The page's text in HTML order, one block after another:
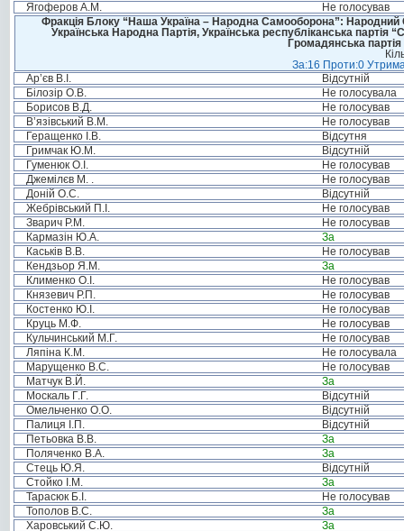
Ягоферов А.М.
Не голосував
Фракція Блоку “Наша Україна – Народна Самооборона”: Народний
Українська Народна Партія, Українська республіканська
Громадянська
За:16 Проти:0
Ар’єв В.І.
Відсутній
Білозір О.В.
Не голосувала
Борисов В.Д.
Не голосував
В’язівський В.М.
Не голосував
Геращенко І.В.
Відсутня
Гримчак Ю.М.
Відсутній
Гуменюк О.І.
Не голосував
Джемілєв М. .
Не голосував
Доній О.С.
Відсутній
Жебрівський П.І.
Не голосував
Зварич Р.М.
Не голосував
Кармазін Ю.А.
За
Каськів В.В.
Не голосував
Кендзьор Я.М.
За
Клименко О.І.
Не голосував
Князевич Р.П.
Не голосував
Костенко Ю.І.
Не голосував
Круць М.Ф.
Не голосував
Кульчинський М.Г.
Не голосував
Ляпіна К.М.
Не голосувала
Марущенко В.С.
Не голосував
Матчук В.Й.
За
Москаль Г.Г.
Відсутній
Омельченко О.О.
Відсутній
Палиця І.П.
Відсутній
Петьовка В.В.
За
Поляченко В.А.
За
Стець Ю.Я.
Відсутній
Стойко І.М.
За
Тарасюк Б.І.
Не голосував
Тополов В.С.
За
Харовський С.Ю.
За